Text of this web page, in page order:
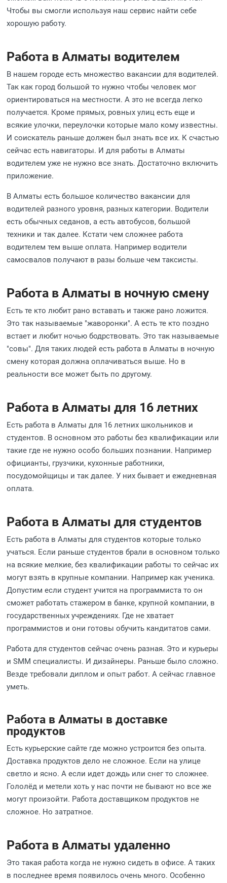
Чтобы вы смогли используя наш сервис найти себе
хорошую работу.
Работа в Алматы водителем
В нашем городе есть множество вакансии для водителей.
Так как город большой то нужно чтобы человек мог
ориентироваться на местности. А это не всегда легко
получается. Кроме прямых, ровных улиц есть еще и
всякие улочки, переулочки которые мало кому известны.
И соискатель раньше должен был знать все их. К счастью
сейчас есть навигаторы. И для работы в Алматы
водителем уже не нужно все знать. Достаточно включить
приложение.
В Алматы есть большое количество вакансии для
водителей разного уровня, разных категории. Водители
есть обычных седанов, а есть автобусов, большой
техники и так далее. Кстати чем сложнее работа
водителем тем выше оплата. Например водители
самосвалов получают в разы больше чем таксисты.
Работа в Алматы в ночную смену
Есть те кто любит рано вставать и также рано ложится.
Это так называемые "жаворонки". А есть те кто поздно
встает и любит ночью бодрствовать. Это так называемые
"совы". Для таких людей есть работа в Алматы в ночную
смену которая должна оплачиваться выше. Но в
реальности все может быть по другому.
Работа в Алматы для 16 летних
Есть работа в Алматы для 16 летних школьников и
студентов. В основном это работы без квалификации или
такие где не нужно особо больших познании. Например
официанты, грузчики, кухонные работники,
посудомойщицы и так далее. У них бывает и ежедневная
оплата.
Работа в Алматы для студентов
Есть работа в Алматы для студентов которые только
учаться. Если раньше студентов брали в основном только
на всякие мелкие, без квалификации работы то сейчас их
могут взять в крупные компании. Например как ученика.
Допустим если студент учится на программиста то он
сможет работать стажером в банке, крупной компании, в
государственных учреждениях. Где не хватает
программистов и они готовы обучить кандитатов сами.
Работа для студентов сейчас очень разная. Это и курьеры
и SMM специалисты. И дизайнеры. Раньше было сложно.
Везде требовали диплом и опыт работ. А сейчас главное
уметь.
Работа в Алматы в доставке
продуктов
Есть курьерские сайте где можно устроится без опыта.
Доставка продуктов дело не сложное. Если на улице
светло и ясно. А если идет дождь или снег то сложнее.
Гололёд и метели хоть у нас почти не бывают но все же
могут произойти. Работа доставщиком продуктов не
сложное. Но затратное.
Работа в Алматы удаленно
Это такая работа когда не нужно сидеть в офисе. А таких
в последнее время появилось очень много. Особенно